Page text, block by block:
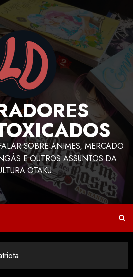
SOBRE ANIMES, MERCADO
E OUTROS ASSUNTOS DA
OTAKU.